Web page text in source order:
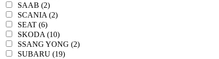
SAAB (2)
SCANIA (2)
SEAT (6)
SKODA (10)
SSANG YONG (2)
SUBARU (19)